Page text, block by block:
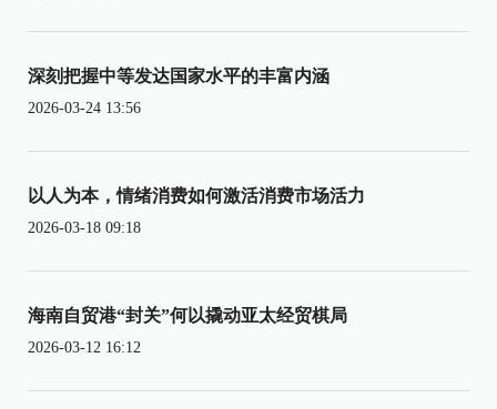
深刻把握中等发达国家水平的丰富内涵
2026-03-24 13:56
以人为本，情绪消费如何激活消费市场活力
2026-03-18 09:18
海南自贸港“封关”何以撬动亚太经贸棋局
2026-03-12 16:12